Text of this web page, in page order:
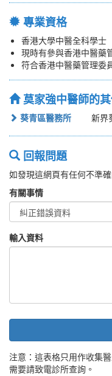
專業資格
香港大學中醫全科學士
現時有參與香港中醫藥
符合香港中醫藥管理委
莫家強中醫師的
葵青區醫務所 新界
回報問題
如發現這網頁有任何不準
有關事情
輸入資料
注意：這表格只用作收集
需要請致電診所查詢。